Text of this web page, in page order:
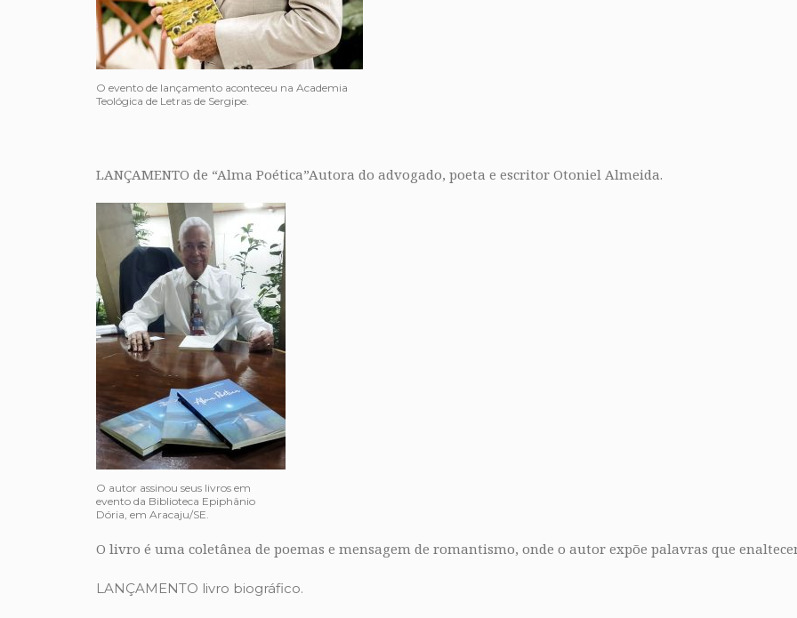
O evento de lançamento aconteceu na Academia
Teológica de Letras de Sergipe.
LANÇAMENTO de “Alma Poética”Autora do advogado, poeta e escritor Otoniel Almeida.
O autor assinou seus livros em
evento da Biblioteca Epiphânio
Dória, em Aracaju/SE.
O livro é uma coletânea de poemas e mensagem de romantismo, onde o autor expõe palavras que
LANÇAMENTO livro biográfico.